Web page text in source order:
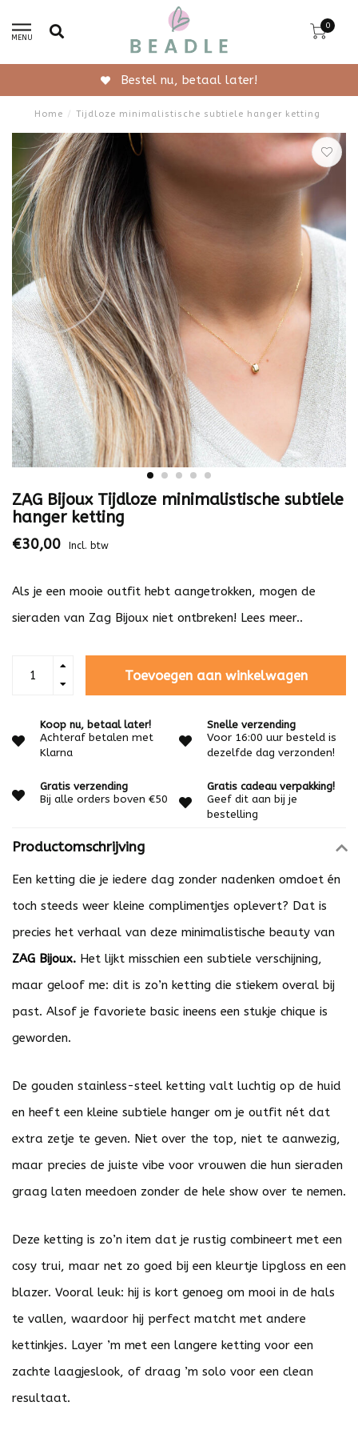
MENU
0
Gratis verzending vanaf 50,-
Home / Tijdloze minimalistische subtiele hanger ketting
ZAG Bijoux Tijdloze minimalistische subtiele
hanger ketting
€30,00 Incl. btw
Als je een mooie outfit hebt aangetrokken, mogen de
sieraden van Zag Bijoux niet ontbreken! Lees meer..
Toevoegen aan winkelwagen
Koop nu, betaal later!
Achteraf betalen met
Klarna
Snelle verzending
Voor 16:00 uur besteld is
dezelfde dag verzonden!
Gratis verzending
Bij alle orders boven €50
Gratis cadeau verpakking!
Geef dit aan bij je
bestelling
Productomschrijving
Een ketting die je iedere dag zonder nadenken omdoet én
toch steeds weer kleine complimentjes oplevert? Dat is
precies het verhaal van deze minimalistische beauty van
ZAG Bijoux. Het lijkt misschien een subtiele verschijning,
maar geloof me: dit is zo’n ketting die stiekem overal bij
past. Alsof je favoriete basic ineens een stukje chique is
geworden.
De gouden stainless-steel ketting valt luchtig op de huid
en heeft een kleine subtiele hanger om je outfit nét dat
extra zetje te geven. Niet over the top, niet te aanwezig,
maar precies de juiste vibe voor vrouwen die hun sieraden
graag laten meedoen zonder de hele show over te nemen.
Deze ketting is zo’n item dat je rustig combineert met een
cosy trui, maar net zo goed bij een kleurtje lipgloss en een
blazer. Vooral leuk: hij is kort genoeg om mooi in de hals
te vallen, waardoor hij perfect matcht met andere
kettinkjes. Layer ’m met een langere ketting voor een
zachte laagjeslook, of draag ’m solo voor een clean
resultaat.